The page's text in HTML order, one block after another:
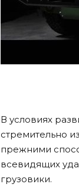
В условиях
стремительно
прежними
всевидящих
грузовики.